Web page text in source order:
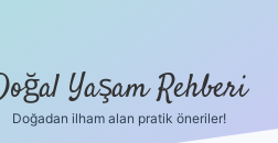
Yaşam Rehberi
Doğadan ilham alan pratik öneriler!